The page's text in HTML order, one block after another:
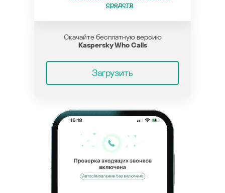
средств
Скачайте бесплатную версию
Kaspersky Who Calls
Загрузить